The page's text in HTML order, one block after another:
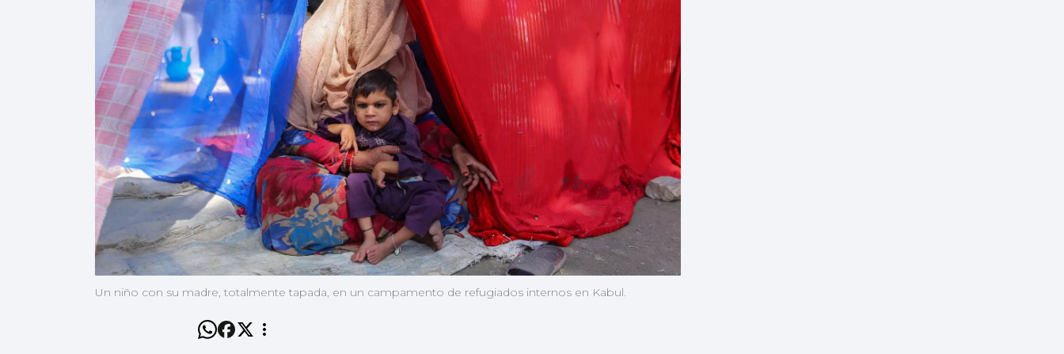
Un niño con su madre, totalmente tapada, en un campamento de refugiados internos en Kabul.